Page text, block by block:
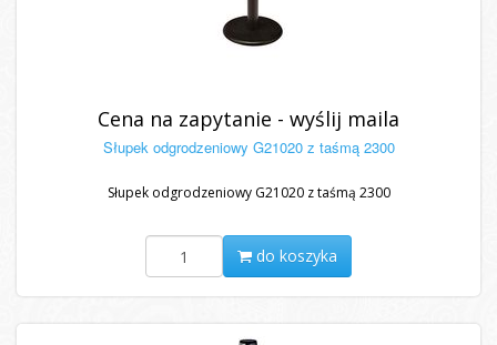
Cena na zapytanie - wyślij maila
Słupek odgrodzeniowy G21020 z taśmą 2300
Słupek odgrodzeniowy G21020 z taśmą 2300
do koszyka